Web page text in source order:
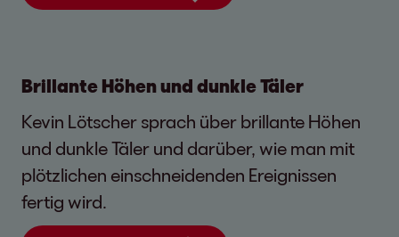
Brillante Höhen und dunkle Täler
Kevin Lötscher sprach über brillante Höhen
und dunkle Täler und darüber, wie man mit
plötzlichen einschneidenden Ereignissen
fertig wird.